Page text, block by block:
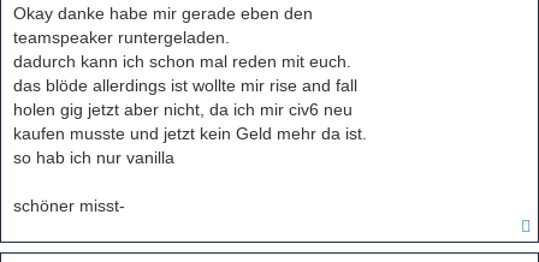
i
t
r
a
g
Okay danke habe mir gerade eben den
teamspeaker runtergeladen.
dadurch kann ich schon mal reden mit euch.
das blöde allerdings ist wollte mir rise and fall
holen gig jetzt aber nicht, da ich mir civ6 neu
kaufen musste und jetzt kein Geld mehr da ist.
so hab ich nur vanilla
schöner misst-